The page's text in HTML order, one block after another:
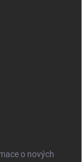
o nových